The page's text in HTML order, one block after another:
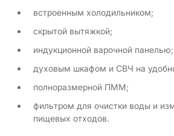
встроенным холодильником;
скрытой вытяжкой;
индукционной варочной панелью;
духовым шкафом и СВЧ на
полноразмерной ПММ;
фильтром для очистки воды и
пищевых отходов.